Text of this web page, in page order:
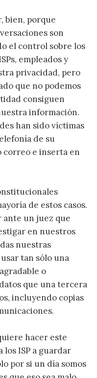
bien, porque
son
el control sobre los
empleados y
privacidad, pero
que no podemos
consiguen
información.
han sido víctimas
de su
correo e inserta en
de estos casos.
ante un juez que
en nuestros
nuestras
tan sólo una
o
que una tercera
incluyendo copias
hacer este
los ISP a guardar
por si un día somos